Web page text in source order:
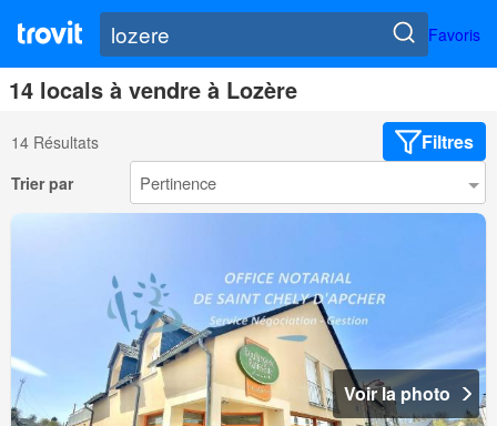
Favoris
14 locals à vendre à Lozère
14 Résultats Filtres
Trier par
Voir la photo